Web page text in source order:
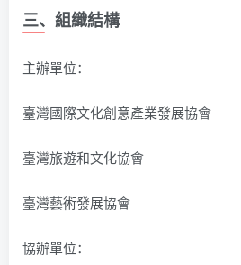
三、組織結構
主辦單位：
臺灣國際文化創意產業發展協會
臺灣旅遊和文化協會
臺灣藝術發展協會
協辦單位：